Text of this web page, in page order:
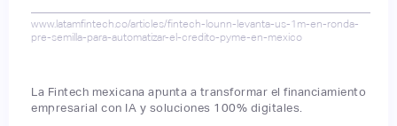
www.latamfintech.co/articles/fintech-lounn-levanta-us-1m-en-ronda-
pre-semilla-para-automatizar-el-credito-pyme-en-mexico
La Fintech mexicana apunta a transformar el financiamiento
empresarial con IA y soluciones 100% digitales.